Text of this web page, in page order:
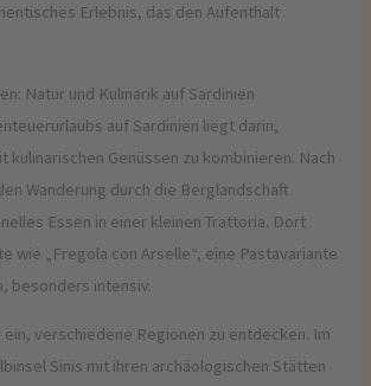
Erlebnis, das den Aufenthalt
Natur und Kulinarik auf Sardinien
auf Sardinien liegt darin,
kulinarischen Genüssen zu kombinieren. Nach
Wanderung durch die Berglandschaft
Essen in einer kleinen Trattoria. Dort
wie „Fregola con Arselle“, eine Pastavariante
besonders intensiv.
ein, verschiedene Regionen zu entdecken. Im
Sinis mit ihren archäologischen Stätten